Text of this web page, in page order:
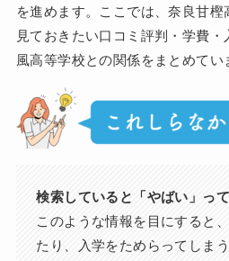
を進めます。ここでは、奈良甘
見ておきたい口コミ評判・学費
風高等学校との関係をまとめてい
検索していると「やばい」っ
このような情報を目にすると
たり、入学をためらってしま